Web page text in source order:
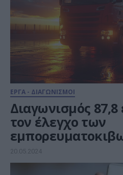
ΕΡΓΑ - ΔΙΑΓΩΝΙΣΜΟΙ
Διαγωνισμός
τον έλεγχο των
λαθρεμπορίου
20.05.2024